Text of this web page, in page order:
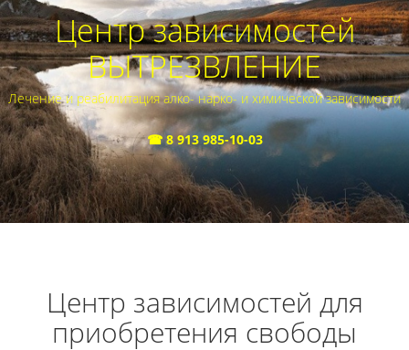
Центр зависимостей
ВЫТРЕЗВЛЕНИЕ
Лечение и реабилитация алко- нарко- и химической зависимости
☎ 8 913 985-10-03
Центр зависимостей для
приобретения свободы